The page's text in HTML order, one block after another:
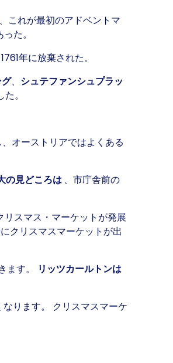
これが最初のアドベントマ
た。
年に放棄された。
、 シュテファンシュプラッ
。
オーストリアではよくある
の見どころは 、市庁舎前の
リスマス・マーケットが発展
クリスマスマーケットが出
ます。
リッツカールトンは
ります。 クリスマスマーケ